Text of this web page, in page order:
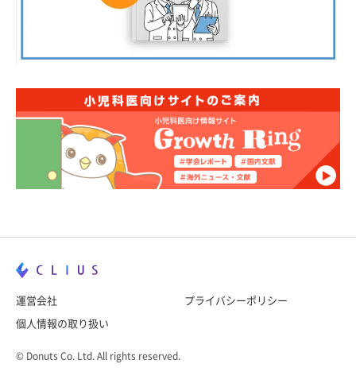
運営会社 プライバシーポリシー
個人情報の取り扱い
© Donuts Co. Ltd. All rights reserved.